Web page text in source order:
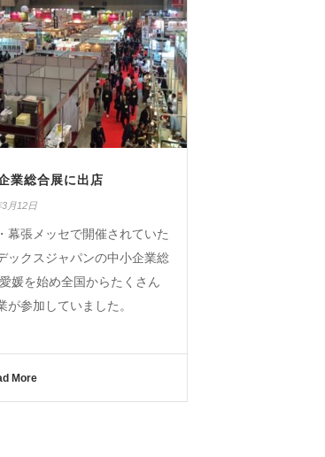
業総合展に出店
月12日
幕張メッセで開催されていた
ックスジャパンの中小企業総
媛を始め全国からたくさん
が参加していました。
More